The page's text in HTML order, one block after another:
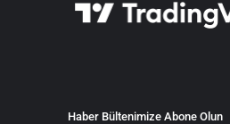
Haber Bültenimize Abone Olun